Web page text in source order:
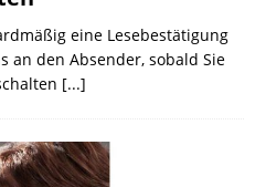
eine Lesebestätigung
an den Absender, sobald Sie
[...]